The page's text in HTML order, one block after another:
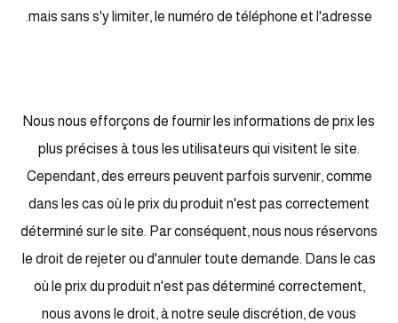
mais sans s'y limiter, le numéro de téléphone et l'adresse.
Nous nous efforçons de fournir les informations de prix les
plus précises à tous les utilisateurs qui visitent le site.
Cependant, des erreurs peuvent parfois survenir, comme
dans les cas où le prix du produit n'est pas correctement
déterminé sur le site. Par conséquent, nous nous réservons
le droit de rejeter ou d'annuler toute demande. Dans le cas
où le prix du produit n'est pas déterminé correctement,
nous avons le droit, à notre seule discrétion, de vous